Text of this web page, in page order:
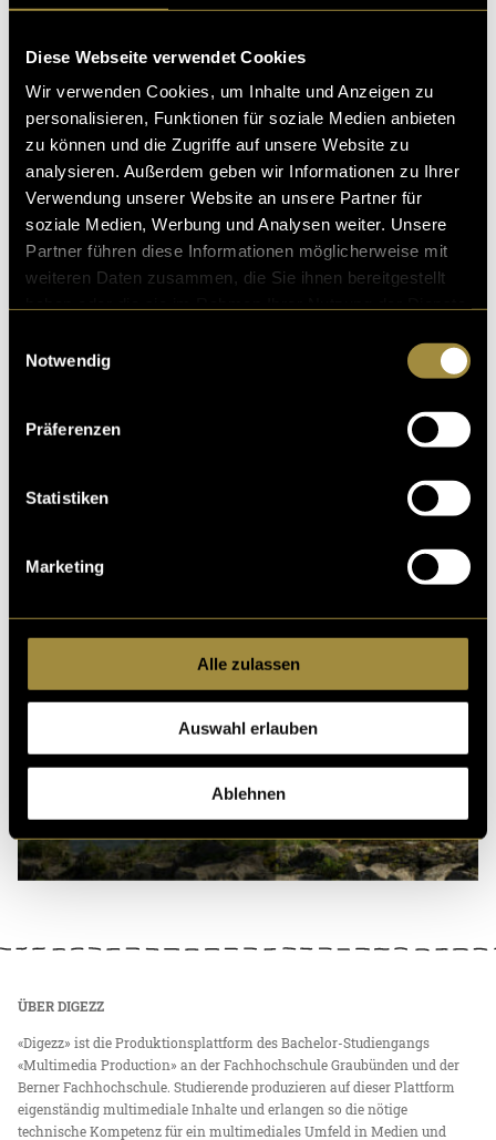
Diese Webseite verwendet Cookies
Wir verwenden Cookies, um Inhalte und Anzeigen zu
personalisieren, Funktionen für soziale Medien anbieten
zu können und die Zugriffe auf unsere Website zu
analysieren. Außerdem geben wir Informationen zu Ihrer
Verwendung unserer Website an unsere Partner für
soziale Medien, Werbung und Analysen weiter. Unsere
Partner führen diese Informationen möglicherweise mit
weiteren Daten zusammen, die Sie ihnen bereitgestellt
Notwendig
Präferenzen
Statistiken
Marketing
Alle zulassen
Auswahl erlauben
Ablehnen
Ähnliche Artikel
ÜBER DIGEZZ
«Digezz» ist die Produktionsplattform des Bachelor-Studiengangs
«Multimedia Production» an der Fachhochschule Graubünden und der
Berner Fachhochschule. Studierende produzieren auf dieser Plattform
eigenständig multimediale Inhalte und erlangen so die nötige
technische Kompetenz für ein multimediales Umfeld in Medien und